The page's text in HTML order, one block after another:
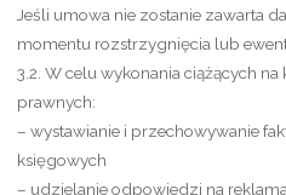
Jeśli umowa nie zostanie zawarta
momentu rozstrzygnięcia lub
3.2. W celu wykonania ciążących
prawnych:
– wystawianie i przechowywanie
księgowych
– udzielanie odpowiedzi na